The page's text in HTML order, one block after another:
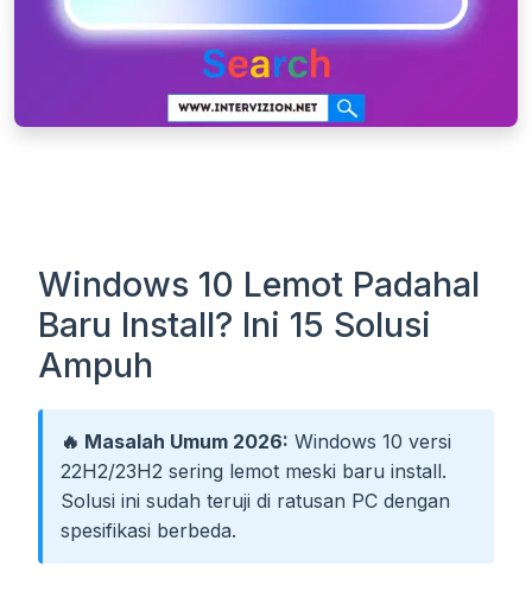
Windows 10 Lemot Padahal
Baru Install? Ini 15 Solusi
Ampuh
🔥 Masalah Umum 2026: Windows 10 versi
22H2/23H2 sering lemot meski baru install.
Solusi ini sudah teruji di ratusan PC dengan
spesifikasi berbeda.